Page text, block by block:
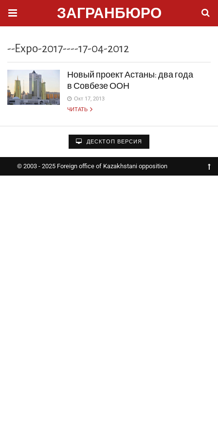
ЗАГРАНБЮРО
--Expo-2017----17-04-2012
Новый проект Астаны: два года
в Совбезе ООН
Окт 17, 2013
ЧИТАТЬ
ДЕСКТОП ВЕРСИЯ
© 2003 - 2025 Foreign office of Kazakhstani opposition